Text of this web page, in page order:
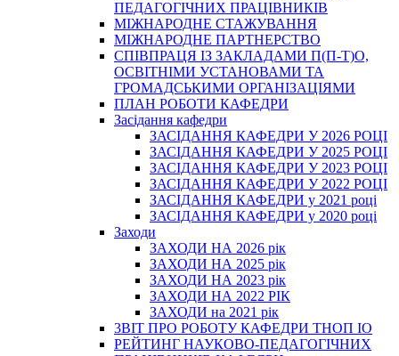
ПЕДАГОГІЧНИХ ПРАЦІВНИКІВ
МІЖНАРОДНЕ СТАЖУВАННЯ
МІЖНАРОДНЕ ПАРТНЕРСТВО
СПІВПРАЦЯ ІЗ ЗАКЛАДАМИ П(П-Т)О,
ОСВІТНІМИ УСТАНОВАМИ ТА
ГРОМАДСЬКИМИ ОРГАНІЗАЦІЯМИ
ПЛАН РОБОТИ КАФЕДРИ
Засідання кафедри
ЗАСІДАННЯ КАФЕДРИ У 2026 РОЦІ
ЗАСІДАННЯ КАФЕДРИ У 2025 РОЦІ
ЗАСІДАННЯ КАФЕДРИ У 2023 РОЦІ
ЗАСІДАННЯ КАФЕДРИ У 2022 РОЦІ
ЗАСІДАННЯ КАФЕДРИ у 2021 році
ЗАСІДАННЯ КАФЕДРИ у 2020 році
Заходи
ЗАХОДИ НА 2026 рік
ЗАХОДИ НА 2025 рік
ЗАХОДИ НА 2023 рік
ЗАХОДИ НА 2022 РІК
ЗАХОДИ на 2021 рік
3BIT ПРО РОБОТУ КАФЕДРИ ТНОП ІО
РЕЙТИНГ НАУКОВО-ПЕДАГОГІЧНИХ